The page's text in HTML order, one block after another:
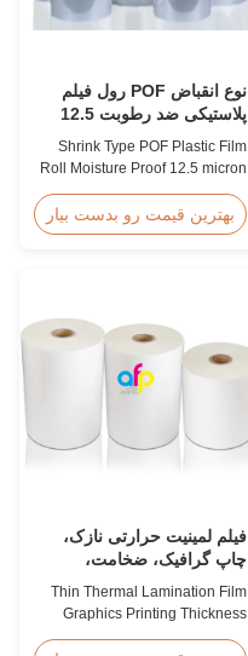
نوع انقباض POF رول فیلم
پلاستیکی ضد رطوبت 12.5
میکرون 15 میکرون
Shrink Type POF Plastic Film
Roll Moisture Proof 12.5 micron
Polyolefin POF Heat Shrink
Wrap Film is the most widely
tamper-evident. This clear,
elastic film with smooth texture
بهترین قیمت رو بدست بیار
فیلم لمینیت حرارتی نازک،
چاپ گرافیک، ضخامت،
شفافیت، نوع
Thin Thermal Lamination Film
Graphics Printing Thickness